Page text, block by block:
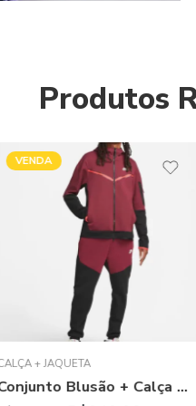
Produtos
Conjunto Blusão + Calça Nike Vermelho Tech Fleece
VENDA
VENDIDOS
CALÇA